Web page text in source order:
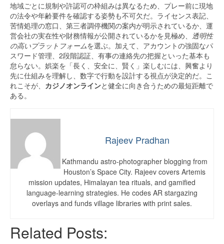
地域ごとに規制や許認可の枠組みは異なるため、プレー前に現地
の法令や年齢要件を確認する姿勢も不可欠だ。ライセンス表記、
苦情処理の窓口、第三者調停機関の案内が明示されているか、運
営会社の実在性や財務情報が公開されているかを見極め、 透明性
の高いプラットフォームを選ぶ。加えて、アカウントの強固なパ
スワード管理、2段階認証、有事の連絡先の把握といった基本も
怠らない。娯楽を「長く、安全に、賢く」楽しむには、興奮より
先に仕組みを理解し、数字で行動を設計する視点が決定的だ。こ
れこそが、 カジノオンラインと健全に向き合うための最短距離で
ある。
Rajeev Pradhan
Kathmandu astro-photographer blogging from
Houston’s Space City. Rajeev covers Artemis
mission updates, Himalayan tea rituals, and gamified
language-learning strategies. He codes AR stargazing
overlays and funds village libraries with print sales.
Related Posts: